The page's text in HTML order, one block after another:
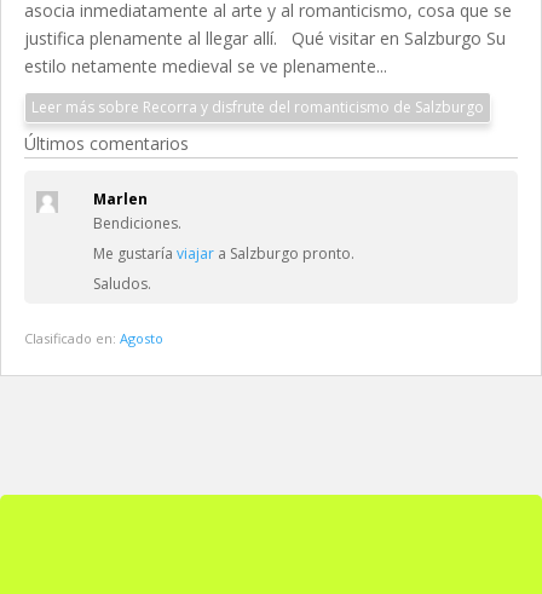
asocia inmediatamente al arte y al romanticismo, cosa que se
justifica plenamente al llegar allí. Qué visitar en Salzburgo Su
estilo netamente medieval se ve plenamente...
Leer más sobre Recorra y disfrute del romanticismo de Salzburgo
Últimos comentarios
Marlen
Bendiciones.
Me gustaría viajar a Salzburgo pronto.
Saludos.
Clasificado en: Agosto